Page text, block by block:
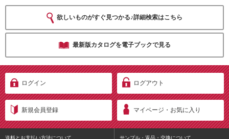
欲しいものがすぐ見つかる♪詳細検索はこちら
最新版カタログを電子ブックで見る
ログイン ログアウト
新規会員登録 マイページ・お気に入り
送料とお支払い方法について サンプル・返品・交換について